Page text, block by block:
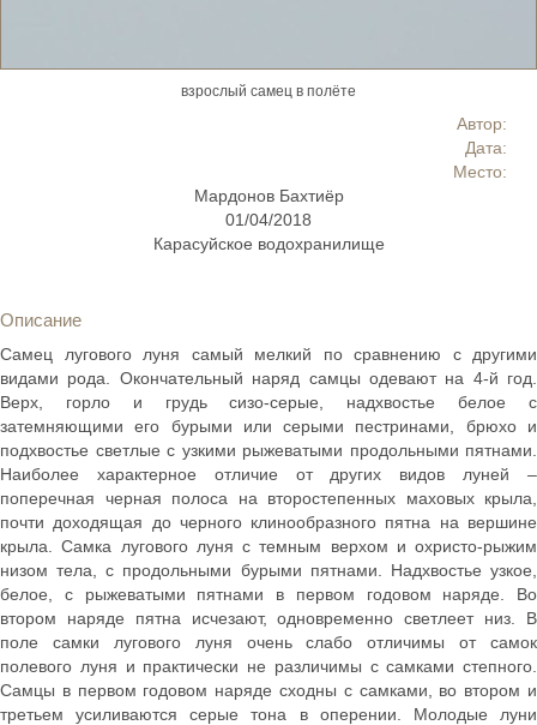
Автор:
Дата:
Место:
Мардонов Бахтиёр
01/04/2018
Карасуйское водохранилище
взрослый самец в полёте
Описание
Самец лугового луня самый мелкий по сравнению с другими
видами рода. Окончательный наряд самцы одевают на 4-й год.
Верх, горло и грудь сизо-серые, надхвостье белое с
затемняющими его бурыми или серыми пестринами, брюхо и
подхвостье светлые с узкими рыжеватыми продольными пятнами.
Наиболее характерное отличие от других видов луней –
поперечная черная полоса на второстепенных маховых крыла,
почти доходящая до черного клинообразного пятна на вершине
крыла. Самка лугового луня с темным верхом и охристо-рыжим
низом тела, с продольными бурыми пятнами. Надхвостье узкое,
белое, с рыжеватыми пятнами в первом годовом наряде. Во
втором наряде пятна исчезают, одновременно светлеет низ. В
поле самки лугового луня очень слабо отличимы от самок
полевого луня и практически не различимы с самками степного.
Самцы в первом годовом наряде сходны с самками, во втором и
третьем усиливаются серые тона в оперении. Молодые луни